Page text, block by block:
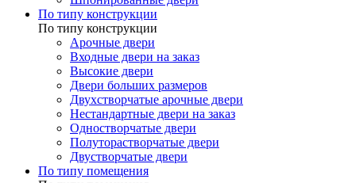
По типу конструкции
По типу конструкции
Арочные двери
Входные двери на заказ
Высокие двери
Двери больших размеров
Двухстворчатые арочные двери
Нестандартные двери на заказ
Одностворчатые двери
Полуторастворчатые двери
Двустворчатые двери
По типу помещения